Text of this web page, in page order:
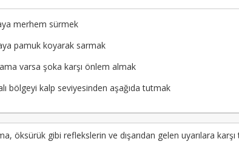
merhem sürmek
pamuk koyarak sarmak
varsa şoka karşı önlem almak
bölgeyi kalp seviyesinden aşağıda tutmak
öksürük gibi reflekslerin ve dışarıdan gelen uyarılara